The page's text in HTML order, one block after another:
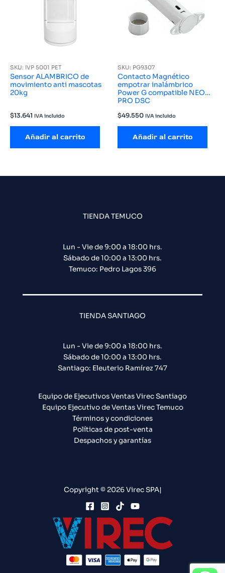
SKU: IVP 5001 PET
Sensor ALAMBRICO de
movimiento anti mascotas
20kg
$13.641 IVA incluido
Añadir al carrito
SKU: PG9307
Contacto Magnético
empotrar inalámbrico
Power G compatible NEO
PRO DSC
$49.550 IVA incluido
Añadir al carrito
TIENDA TEMUCO
Lun - Vie de 9:00 a 18:00 hrs.
Sábado de 10:00 a 13:00 hrs.
Temuco: Pedro Lagos 396
TIENDA SANTIAGO
Lun - Vie de 9:00 a 18:00 hrs.
Sábado de 10:00 a 13:00 hrs.
Santiago: Eleuterio Ramírez 747​
Equipo de Ejecutivos Ventas Virec Santiago
Equipo Ejecutivo de Ventas Virec Temuco
Términos y condiciones
Políticas de post-venta
Despachos y garantías
Copyright © 2026 Virec SPA|